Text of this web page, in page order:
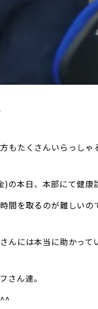
もたくさんいらっし
の本日、本部にて健康
間を取るのが難しいの
んには本当に助かって
さん達。